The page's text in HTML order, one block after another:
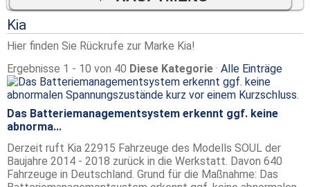
Kia
Hier finden Sie Rückrufe zur Marke Kia!
Ergebnisse 1 - 10 von 40 Diese Kategorie · Alle Einträge
Das Batteriemanagementsystem erkennt ggf. keine
abnorma...
Derzeit ruft Kia 22915 Fahrzeuge des Modells SOUL der
Baujahre 2014 - 2018 zurück in die Werkstatt. Davon 640
Fahrzeuge in Deutschland. Grund für die Maßnahme: Das